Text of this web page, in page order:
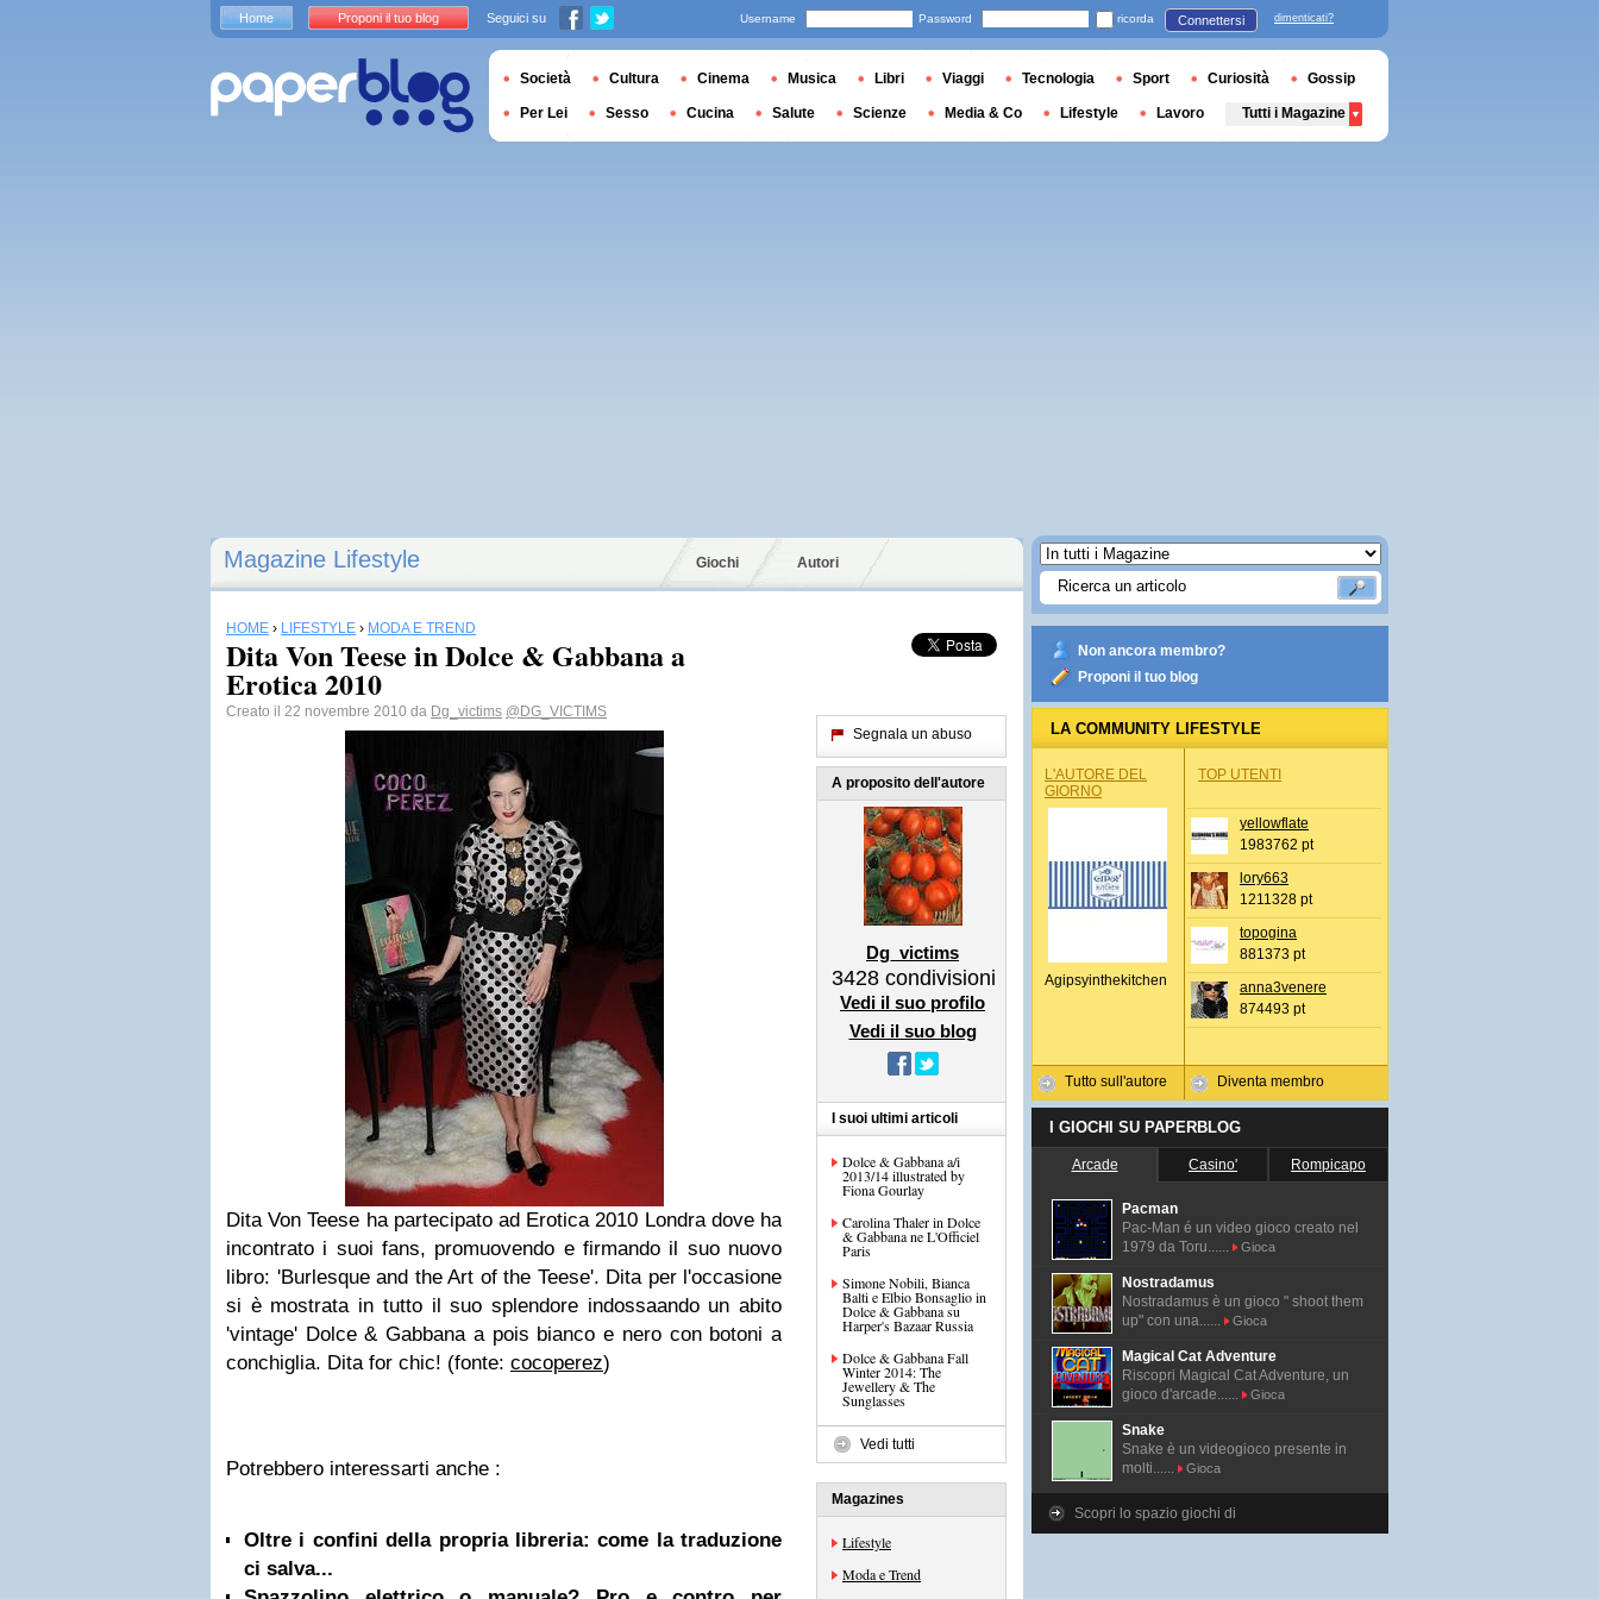
Magazine Lifestyle Giochi Autori
HOME › LIFESTYLE › MODA E TREND
Dita Von Teese in Dolce & Gabbana a
Erotica 2010
Creato il 22 novembre 2010 da Dg_victims @DG_VICTIMS
Dita Von Teese ha partecipato ad Erotica 2010 Londra dove ha
incontrato i suoi fans, promuovendo e firmando il suo nuovo
libro: 'Burlesque and the Art of the Teese'. Dita per l'occasione
si è mostrata in tutto il suo splendore indossaando un abito
'vintage' Dolce & Gabbana a pois bianco e nero con botoni a
conchiglia. Dita for chic! (fonte: cocoperez)
Potrebbero interessarti anche :
Oltre i confini della propria libreria: come la traduzione
ci salva...
Segnala un abuso
A proposito dell'autore
Dg_victims
3428 condivisioni
Vedi il suo profilo
Vedi il suo blog
I suoi ultimi articoli
Dolce & Gabbana a/i
2013/14 illustrated by
Fiona Gourlay
Carolina Thaler in Dolce
& Gabbana ne L'Officiel
Paris
Simone Nobili, Bianca
Balti e Elbio Bonsaglio in
Dolce & Gabbana su
Harper's Bazaar Russia
Dolce & Gabbana Fall
Winter 2014: The
Jewellery & The
Sunglasses
Vedi tutti
Magazines
Lifestyle
Moda e Trend
Non ancora membro?
Proponi il tuo blog
LA COMMUNITY LIFESTYLE
L'AUTORE DEL
GIORNO
Agipsyinthekitchen
Tutto sull'autore
TOP UTENTI
yellowflate
1983762 pt
lory663
1211328 pt
topogina
881373 pt
anna3venere
874493 pt
Diventa membro
I GIOCHI SU PAPERBLOG
Arcade Casino' Rompicapo
Pacman
Pac-Man é un video gioco creato nel
1979 da Toru......
Gioca
Nostradamus
Nostradamus è un gioco " shoot them
up" con una......
Gioca
Magical Cat Adventure
Riscopri Magical Cat Adventure, un
gioco d'arcade......
Gioca
Snake
Snake è un videogioco presente in
molti......
Gioca
Scopri lo spazio giochi di
Home Proponi il tuo blog Seguici su Username Password ricorda Connettersi dimenticati?
Società Cultura Cinema Musica Libri Viaggi Tecnologia Sport Curiosità Gossip
Per Lei Sesso Cucina Salute Scienze Media & Co Lifestyle Lavoro Tutti i Magazine